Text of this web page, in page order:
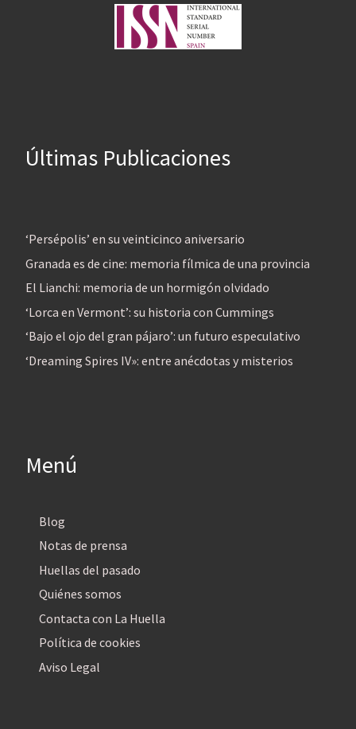
Últimas Publicaciones
‘Persépolis’ en su veinticinco aniversario
Granada es de cine: memoria fílmica de una provincia
El Lianchi: memoria de un hormigón olvidado
‘Lorca en Vermont’: su historia con Cummings
‘Bajo el ojo del gran pájaro’: un futuro especulativo
‘Dreaming Spires IV»: entre anécdotas y misterios
Menú
Blog
Notas de prensa
Huellas del pasado
Quiénes somos
Contacta con La Huella
Política de cookies
Aviso Legal